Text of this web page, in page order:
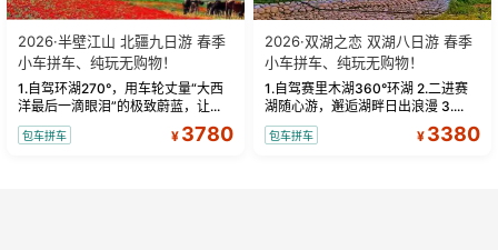
2026·半壁江山 北疆九日游 春季
小车拼车、纯玩无购物！
1.自驾环湖270°，用车轮丈量“大西
洋最后一滴眼泪”的极致蔚蓝，让...
包车拼车 ¥ 3780
2026·双湖之恋 双湖八日游 春季
小车拼车、纯玩无购物！
1.自驾赛里木湖360°环湖 2.二进赛
湖随心游，邂逅湖畔日出浪漫 3....
包车拼车 ¥ 3380